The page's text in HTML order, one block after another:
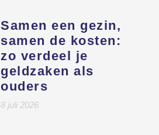
Samen een gezin,
samen de kosten:
zo verdeel je
geldzaken als
ouders
8 juli 2026